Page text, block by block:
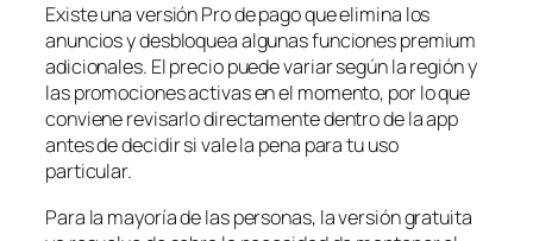
Existe una versión Pro de pago que elimina los
anuncios y desbloquea algunas funciones premium
adicionales. El precio puede variar según la región y
las promociones activas en el momento, por lo que
conviene revisarlo directamente dentro de la app
antes de decidir si vale la pena para tu uso
particular.
Para la mayoría de las personas, la versión gratuita